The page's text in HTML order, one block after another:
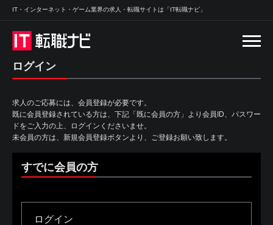
IT・インターネット・ゲーム業界の求人・転職サイトは「IT転職ナビ」
ログイン
求人のご応募には、会員登録が必要です。
既に会員登録されている方は、下記「既に会員の方」より会員ID、パスワー
ドをご入力の上、ログインくださいませ。
未会員の方は、新規会員登録ボタンより、ご登録お願い致します。
すでに会員の方
ログイン